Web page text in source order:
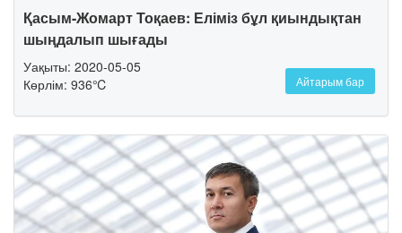
Қасым-Жомарт Тоқаев: Еліміз бұл қиындықтан
шыңдалып шығады
Уақыты: 2020-05-05
Көрлім: 936℃
Айтарым бар